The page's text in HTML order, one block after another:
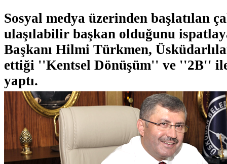
Sosyal medya üzerinden başlatılan
ulaşılabilir başkan olduğunu
Başkanı Hilmi Türkmen,
ettiği ''Kentsel Dönüşüm'' ve ''2B''
yaptı.